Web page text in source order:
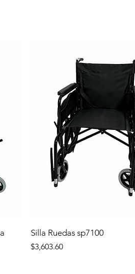
Silla Ruedas sp7100
Precio
$3,603.60